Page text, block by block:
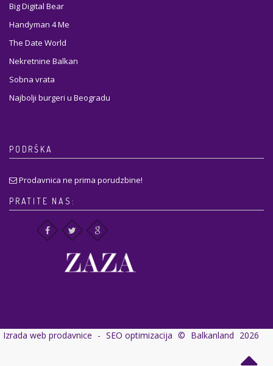
Big Digital Bear
Handyman 4 Me
The Date World
Nekretnine Balkan
Sobna vrata
Najbolji burgeri u Beogradu
PODRŠKA
Prodavnica ne prima porudzbine!
PRATITE NAS:
Izrada web prodavnice - SEO optimizacija © Balkanland 2026